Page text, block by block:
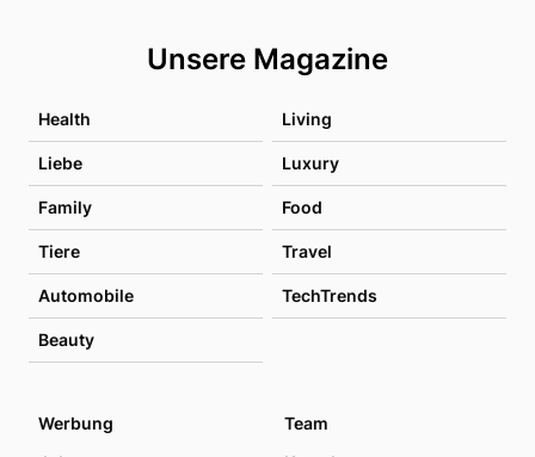
Unsere Magazine
Health Living
Liebe Luxury
Family Food
Tiere Travel
Automobile TechTrends
Beauty
Werbung
Team